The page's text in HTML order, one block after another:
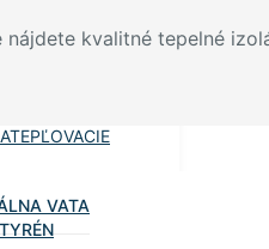
nájdete kvalitné tepelné
VATA